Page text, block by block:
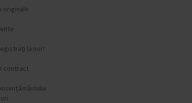
originale
la noi?
contract